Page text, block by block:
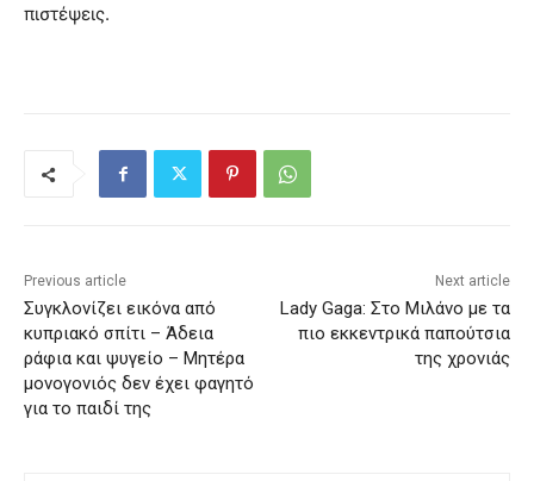
πιστέψεις.
Previous article
Συγκλονίζει εικόνα από
κυπριακό σπίτι – Άδεια
ράφια και ψυγείο – Μητέρα
μονογονιός δεν έχει φαγητό
για το παιδί της
Next article
Lady Gaga: Στο Μιλάνο με τα
πιο εκκεντρικά παπούτσια
της χρονιάς